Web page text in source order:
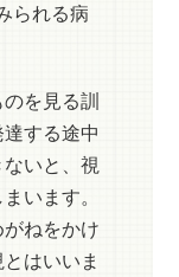
られる病
を見る訓
する途中
いと、視
います。
ねをかけ
はいいま